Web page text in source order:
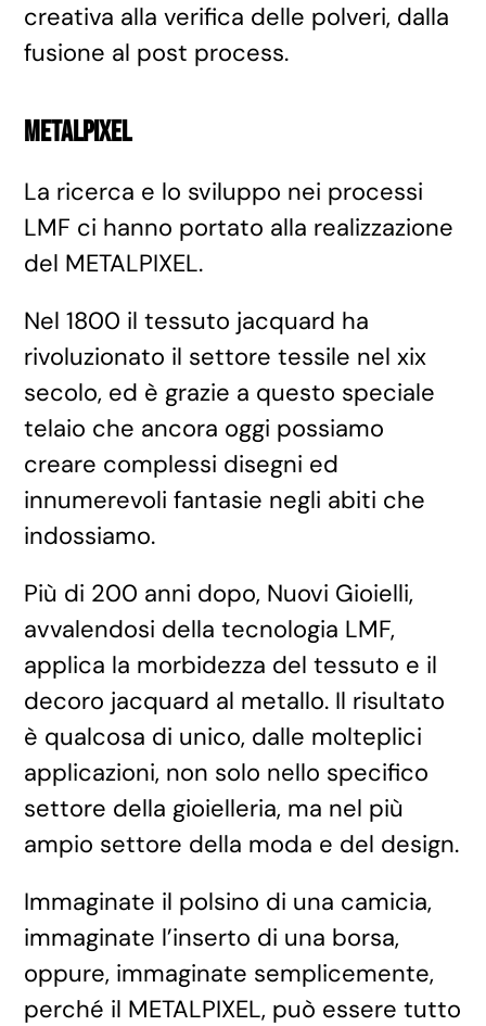
creativa alla verifica delle polveri, dalla
fusione al post process.
METALPIXEL
La ricerca e lo sviluppo nei processi
LMF ci hanno portato alla realizzazione
del METALPIXEL.
Nel 1800 il tessuto jacquard ha
rivoluzionato il settore tessile nel xix
secolo, ed è grazie a questo speciale
telaio che ancora oggi possiamo
creare complessi disegni ed
innumerevoli fantasie negli abiti che
indossiamo.
Più di 200 anni dopo, Nuovi Gioielli,
avvalendosi della tecnologia LMF,
applica la morbidezza del tessuto e il
decoro jacquard al metallo. Il risultato
è qualcosa di unico, dalle molteplici
applicazioni, non solo nello specifico
settore della gioielleria, ma nel più
ampio settore della moda e del design.
Immaginate il polsino di una camicia,
immaginate l’inserto di una borsa,
oppure, immaginate semplicemente,
perché il METALPIXEL, può essere tutto